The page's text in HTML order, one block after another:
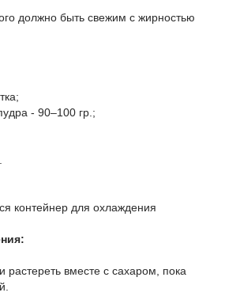
должно быть свежим с жирностью
- 90–100 гр.;
контейнер для охлаждения
растереть вместе с сахаром, пока